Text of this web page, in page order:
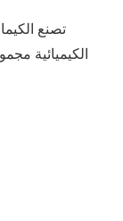
الكيميائية